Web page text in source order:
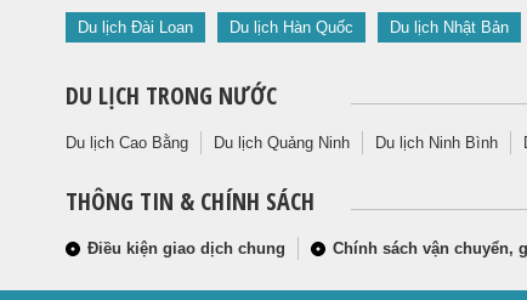
Du lịch Đài Loan Du lịch Hàn Quốc Du lịch Nhật Bản
DU LỊCH TRONG NƯỚC
Du lịch Cao Bằng Du lịch Quảng Ninh Du lịch Ninh Bình
THÔNG TIN & CHÍNH SÁCH
Điều kiện giao dịch chung Chính sách vận chuyển,